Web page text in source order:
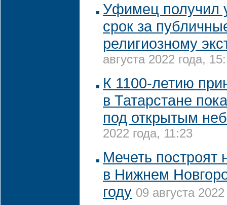
Уфимец получил
срок за
религиозному
августа 2022 года,
К 1100-летию
в Татарстане
под открытым
2022 года, 11:23
Мечеть построят
в Нижнем
году 09 августа